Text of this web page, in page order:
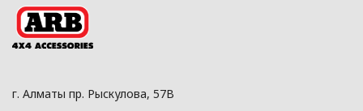
г. Алматы пр. Рыскулова, 57В